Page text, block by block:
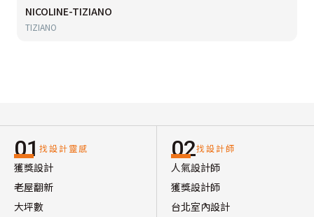
NICOLINE-TIZIANO
TIZIANO
01 找設計靈感
獲獎設計
老屋翻新
大坪數
02找設計師
人氣設計師
獲獎設計師
台北室內設計